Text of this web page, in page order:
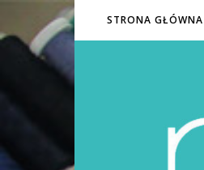
STRONA GŁÓWNA